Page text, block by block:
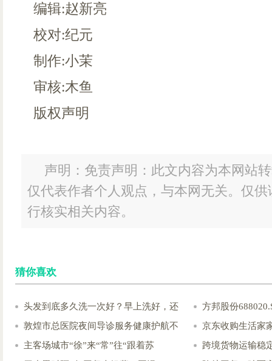
编辑:赵新亮
校对:纪元
制作:小茉
审核:木鱼
版权声明
声明：免责声明：此文内容为本网站
仅代表作者个人观点，与本网无关。仅
行核实相关内容。
猜你喜欢
头发到底多久洗一次好？早上洗好，还
方邦股份
敦煌市总医院夜间导诊服务健康护航不
京东收购生活家
主客场城市“徐”来“常”往“跟着苏
跨境货物运输稳